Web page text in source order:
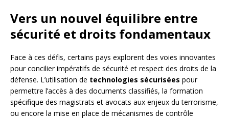
Vers un nouvel équilibre entre
sécurité et droits fondamentaux
Face à ces défis, certains pays explorent des voies innovantes
pour concilier impératifs de sécurité et respect des droits de la
défense. L’utilisation de technologies sécurisées pour
permettre l’accès à des documents classifiés, la formation
spécifique des magistrats et avocats aux enjeux du terrorisme,
ou encore la mise en place de mécanismes de contrôle